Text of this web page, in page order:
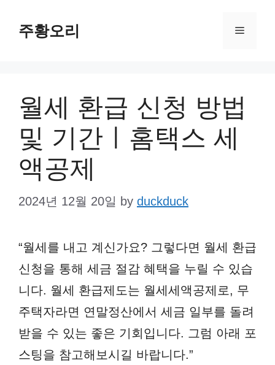
주황오리 Menu
월세 환급 신청 방법
및 기간ㅣ홈택스 세
액공제
2024년 12월 20일 by duckduck
“월세를 내고 계신가요? 그렇다면 월세 환급
신청을 통해 세금 절감 혜택을 누릴 수 있습
니다. 월세 환급제도는 월세세액공제로, 무
주택자라면 연말정산에서 세금 일부를 돌려
받을 수 있는 좋은 기회입니다. 그럼 아래 포
스팅을 참고해보시길 바랍니다.”